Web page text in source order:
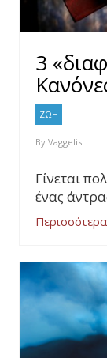
3
ΖΩΗ
By Vaggelis
Γίνεται
ένας